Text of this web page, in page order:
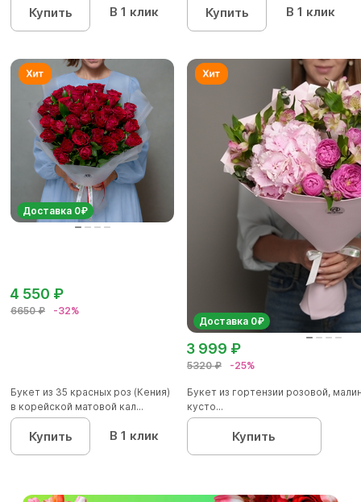
Купить В 1 клик Купить В 1 клик
Доставка 0₽
6650 ₽ -32%
4 550 ₽
Букет из 35 красных роз (Кения)
в корейской матовой кал...
Купить В 1 клик
Доставка 0₽
5320 ₽ -25%
3 999 ₽
Букет из гортензии розовой,
кусто...
Купить